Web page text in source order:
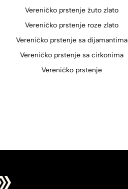
Vereničko prstenje žuto zlato
Vereničko prstenje roze zlato
Vereničko prstenje sa dijamantima
Vereničko prstenje sa cirkonima
Vereničko prstenje